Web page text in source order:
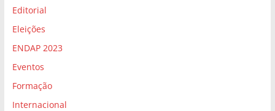
Editorial
Eleições
ENDAP 2023
Eventos
Formação
Internacional